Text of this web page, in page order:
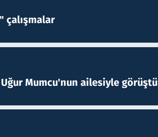
çalışmalar
Mumcu'nun ailesiyle görüştü